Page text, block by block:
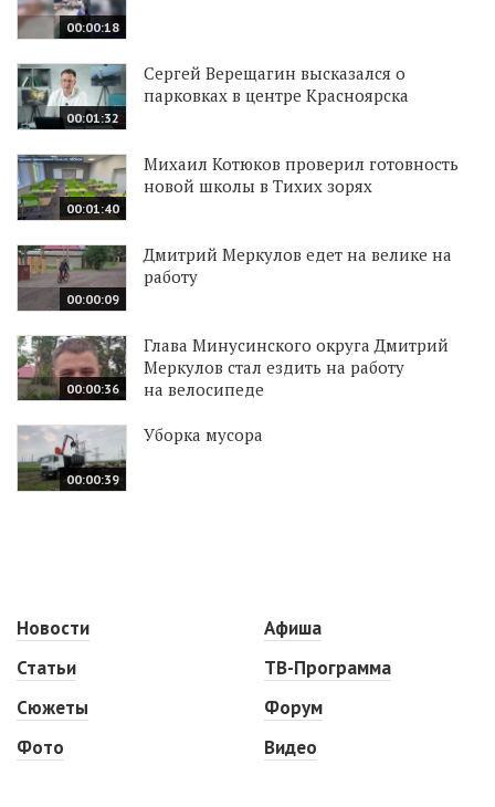
00:00:18
00:01:32
Сергей Верещагин высказался о
парковках в центре Красноярска
00:01:40
Михаил Котюков проверил готовность
новой школы в Тихих зорях
00:00:09
Дмитрий Меркулов едет на велике на
работу
00:00:36
Глава Минусинского округа Дмитрий
Меркулов стал ездить на работу
на велосипеде
00:00:39
Уборка мусора
Новости
Статьи
Сюжеты
Фото
Афиша
ТВ-Программа
Форум
Видео